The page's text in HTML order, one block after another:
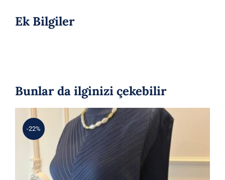
Ek Bilgiler
Bunlar da ilginizi çekebilir
-22%